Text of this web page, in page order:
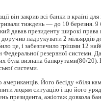
він закрив всі банки в країні
тиждень — до 10 березня. 9
давав президенту широкі права
надрукувати 2 мільярдів
це, і забезпечило грішми 12
резервної системи.
була визнана банкрутами(80/20).
системи.
американців. Його бесіду «біля
людям ситуацію і що його
президента, ажіотаж довкола